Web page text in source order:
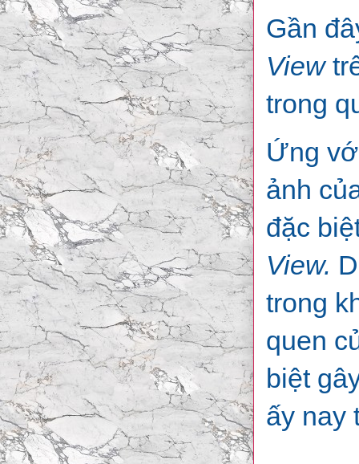
Gần
View
trong
Ứng
ảnh
đặc
View.
trong
quen
biệt
ấy nay